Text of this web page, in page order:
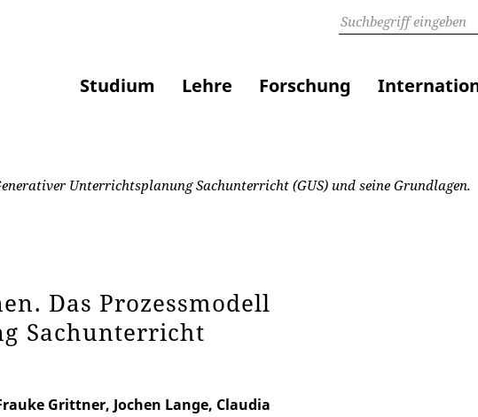
Studium Lehre Forschung
Unterrichtsplanung Sachunterricht (GUS) und seine Grundlagen.
Das Prozessmodell
Sachunterricht
Grittner, Jochen Lange, Claudia